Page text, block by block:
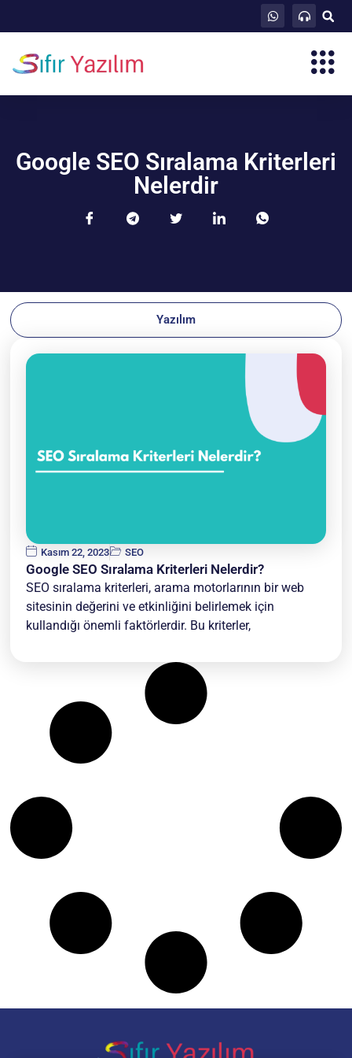
Google SEO Sıralama Kriterleri
Nelerdir
Yazılım
Kasım 22, 2023 SEO
Google SEO Sıralama Kriterleri Nelerdir?
SEO sıralama kriterleri, arama motorlarının bir web
sitesinin değerini ve etkinliğini belirlemek için
kullandığı önemli faktörlerdir. Bu kriterler,